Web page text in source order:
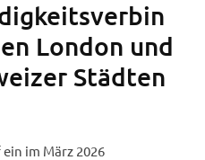
London und
Städten
im März 2026